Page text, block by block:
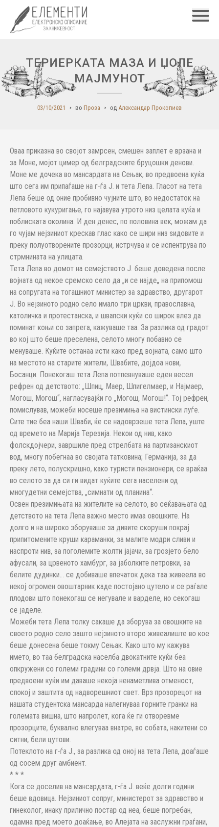
ТЕРИЕРКАТА МАЗА И ЏОЛЕ
МАЈМУНОТ
03/10/2021 во Проза од Александар Прокопиев
Оваа приказна во својот замрсен, смешен заплет е врзана и
за Моне, мојот цимер од белградските бруцошки денови.
Моне ме дочека во мансардата на Сењак, во предвоена куќа
што сега им припаѓаше на г-ѓа Ј. и тета Лепа. Гласот на тета
Лепа беше од оние пробивно чујните што, во недостаток на
петловото кукуригање, го најавува утрото низ целата куќа и
поблиската околина. И ден денес, по половина век, можам да
го чујам нејзиниот крескав глас како се шири низ ѕидовите и
преку полуотворените прозорци, истрчува и се испентрува по
стрмнината на улицата.
Тета Лепа во домот на семејството Ј. беше доведена после
војната од некое сремско село да „и се најде„ на припомош
на сопругата на тогашниот министер за здравство, другарот
Ј. Во нејзиното родно село имало три цркви, православна,
католичка и протестанска, и швапски куќи со широк влез да
поминат коњи со запрега, кажуваше таа. За разлика од градот
во кој што беше преселена, селото многу побавно се
менуваше. Куќите останаа исти како пред војната, само што
на местото на старите жители, Швабите, дојдоа нови,
Босанци. Понекогаш тета Лепа потпевнуваше еден весел
рефрен од детството: „Шпиц, Маер, Шпигелмаер, и Најмаер,
Могош, Могош“, нагласувајќи го „Могош, Могош!“. Тој рефрен,
помислував, можеби носеше презимиња на вистински луѓе.
Сите тие беа наши Шваби, ќе се надоврзеше тета Лепа, уште
од времето на Марија Терезија. Некои од нив, како
фолскдојчери, завршиле пред стрелбата на партизанскиот
вод, многу побегнаа во својата татковина; Германија, за да
преку лето, полускришно, како туристи пензионери, се враќаа
во селото за да си ги видат куќите сега населени од
многудетни семејства, „симнати од планина“.
Освен презимињата на жителите на селото, во сеќавањата од
детството на тета Лепа важно место имаа овошките. На
долго и на широко зборуваше за дивите скоруши покрај
припитомените круши караманки, за малите модри сливи и
наспроти нив, за поголемите жолти јајачи, за грозјето бело
афусали, за црвеното хамбург, за јаболките петровки, за
белите дудинки… се добиваше впечаток дека таа живеела во
некој огромен овоштарник каде постојано цутело и се раѓале
плодови што понекогаш се негувале и варделе, но секогаш
се јаделе.
Можеби тета Лепа толку сакаше да зборува за овошките на
своето родно село зашто нејзиното второ живеалиште во кое
беше донесена беше токму Сењак. Како што му кажува
името, во таа белградска населба двокатните куќи беа
опкружени со големи градини со големи дрвја. Што на овие
предвоени куќи им даваше некоја ненаметлива отменост,
спокој и заштита од надворешниот свет. Врз прозорецот на
нашата студентска мансарда налегнуваа горните гранки на
големата вишна, што напролет, кога ќе ги отворевме
прозорците, буквално влегуваа внатре, во собата, накитени со
ситни, бели цутови.
Потеклото на г-ѓа Ј., за разлика од оној на тета Лепа, доаѓаше
од сосем друг амбиент.
* * *
Кога се доселив на мансардата, г-ѓа Ј. веќе долги години
беше вдовица. Нејзиниот сопруг, министерот за здравство и
гинеколог, инаку прилично постар од неа, беше погребан,
одамна пред моето доаќање, во Алејата на заслужни граѓани,